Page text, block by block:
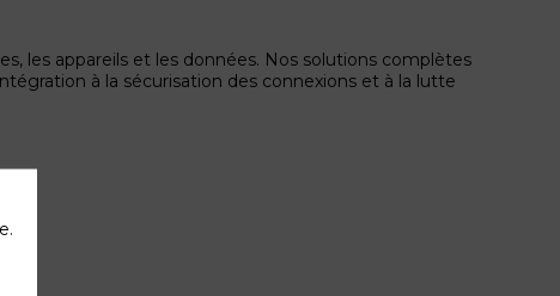
les appareils et les données. Nos solutions complètes
à la sécurisation des connexions et à la lutte